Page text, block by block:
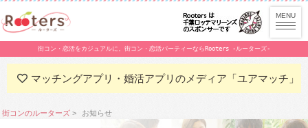
街コン・恋活をカジュアルに。街コン・恋活パーティーならRooters -ルーターズ-
マッチングアプリ・婚活アプリのメディア「ユアマッチ」
街コンのルーターズ お知らせ